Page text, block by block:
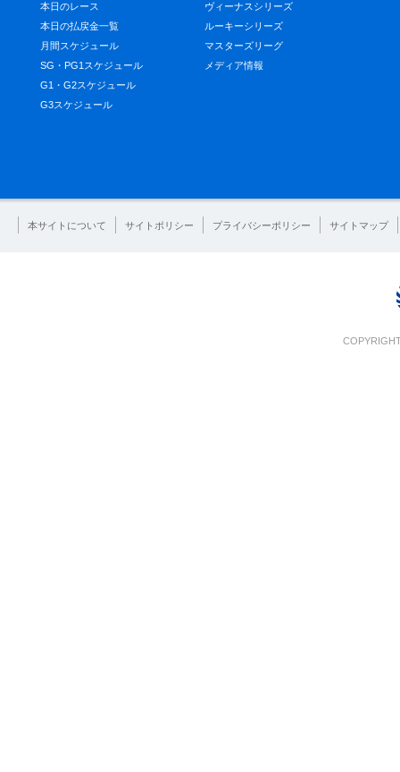
本日のレース
本日の払戻金一覧
月間スケジュール
SG・PG1スケジュール
G1・G2スケジュール
G3スケジュール
ヴィーナスシリーズ
ルーキーシリーズ
マスターズリーグ
メディア情報
本サイトについて サイトポリシー プライバシーポリシー サイトマップ